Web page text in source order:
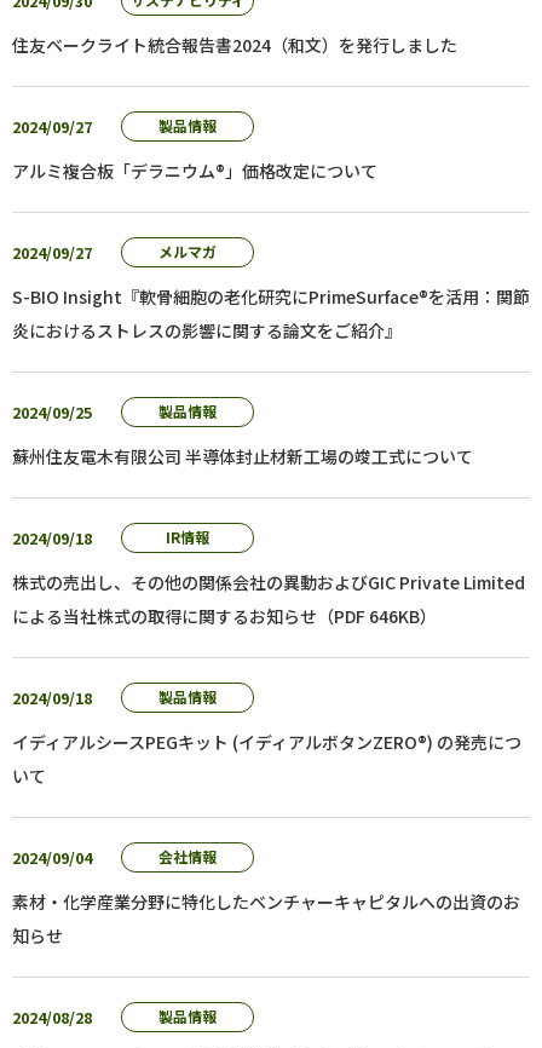
住友ベークライト統合報告書2024（和文）を発行しました
2024/09/27 製品情報
アルミ複合板「デラニウム®」価格改定について
2024/09/27 メルマガ
S-BIO Insight『軟骨細胞の老化研究にPrimeSurface®を活用：関節
炎におけるストレスの影響に関する論文をご紹介』
2024/09/25 製品情報
蘇州住友電木有限公司 半導体封止材新工場の竣工式について
2024/09/18 IR情報
株式の売出し、その他の関係会社の異動およびGIC Private Limited
による当社株式の取得に関するお知らせ（PDF 646KB）
2024/09/18 製品情報
イディアルシースPEGキット (イディアルボタンZERO®) の発売につ
いて
2024/09/04 会社情報
素材・化学産業分野に特化したベンチャーキャピタルへの出資のお
知らせ
2024/08/28 製品情報